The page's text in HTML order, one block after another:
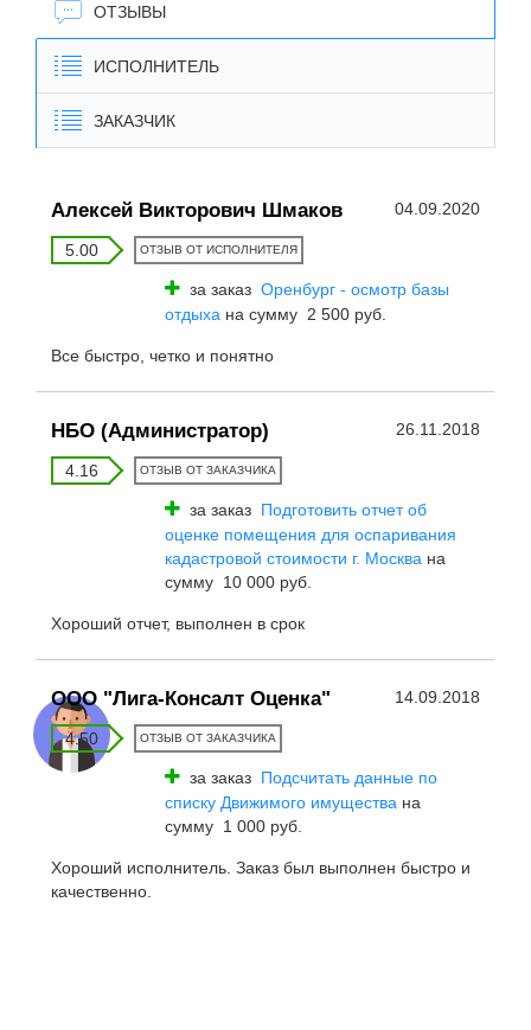
ОТЗЫВЫ
ИСПОЛНИТЕЛЬ
ЗАКАЗЧИК
Алексей Викторович Шмаков 04.09.2020
5.00 ОТЗЫВ ОТ ИСПОЛНИТЕЛЯ
за заказ Оренбург - осмотр базы
отдыха на сумму 2 500 руб.
Все быстро, четко и понятно
НБО (Администратор) 26.11.2018
4.16 ОТЗЫВ ОТ ЗАКАЗЧИКА
за заказ Подготовить отчет об
оценке помещения для оспаривания
кадастровой стоимости г. Москва на
сумму 10 000 руб.
Хороший отчет, выполнен в срок
ООО "Лига-Консалт Оценка" 14.09.2018
4.50 ОТЗЫВ ОТ ЗАКАЗЧИКА
за заказ Подсчитать данные по
списку Движимого имущества на
сумму 1 000 руб.
Хороший исполнитель. Заказ был выполнен быстро и
качественно.